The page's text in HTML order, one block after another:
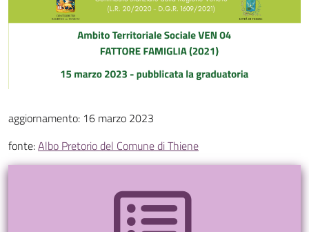
aggiornamento: 16 marzo 2023
fonte:Albo Pretorio del Comune di Thiene